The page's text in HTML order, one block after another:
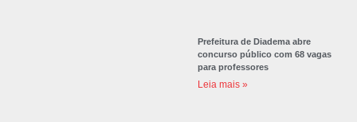
Prefeitura de Diadema abre
concurso público com 68 vagas
para professores
Leia mais »